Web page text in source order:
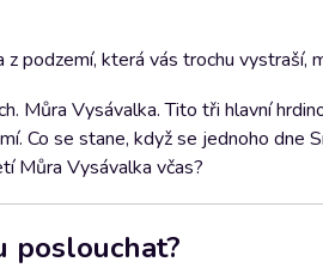
z podzemí, která vás trochu vystraší,
Můra Vysávalka. Tito tři hlavní
Co se stane, když se jednoho dne
Můra Vysávalka včas?
poslouchat?